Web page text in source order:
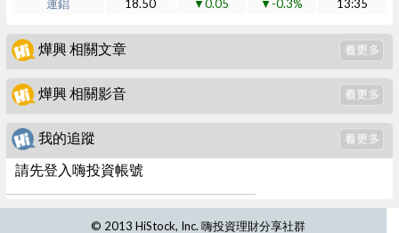
運錩
18.50 ▼0.05 ▼-0.3% 13:35
燁興 相關文章
燁興 相關影音
我的追蹤
請先登入嗨投資帳號
© 2013 HiStock, Inc. 嗨投資理財分享社群